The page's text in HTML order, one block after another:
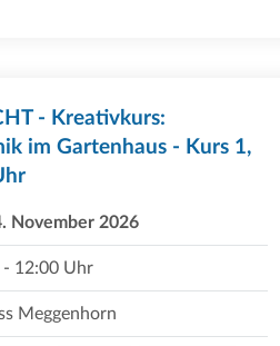
- Kreativkurs:
im Gartenhaus - Kurs 1,
November 2026
- 12:00 Uhr
Meggenhorn